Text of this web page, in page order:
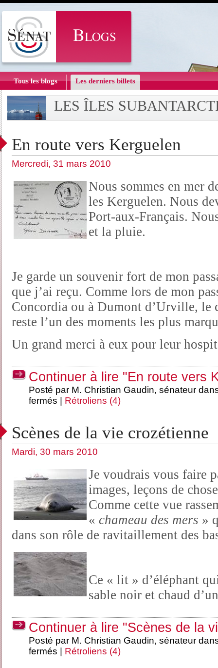
Tous les blogs Les derniers billets
LES ÎLES
En route vers Kerguelen
Mercredi, 31 mars 2010
Nous sommes en mer
les Kerguelen. Nous
Port-aux-Français.
et la pluie.
Je garde un souvenir fort de mon
que j’ai reçu. Comme lors de mon
Concordia ou à Dumont d’Urville, le
reste l’un des moments les plus
Un grand merci à eux pour leur
Continuer à lire "En route vers
Posté par M. Christian Gaudin, sénateur
fermés
Rétroliens (4)
Scènes de la vie crozétienne
Mardi, 30 mars 2010
Je voudrais vous faire
images, leçons de
Comme cette vue
« chameau des mers »
dans son rôle de ravitaillement des
Ce « lit » d’éléphant
sable noir et chaud
Continuer à lire "Scènes de la
Posté par M. Christian Gaudin, sénateur
fermés
Rétroliens (4)